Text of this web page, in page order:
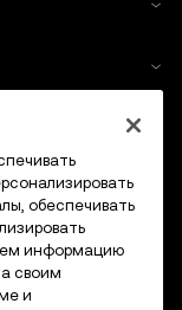
обеспечивать
информацию
своим
и